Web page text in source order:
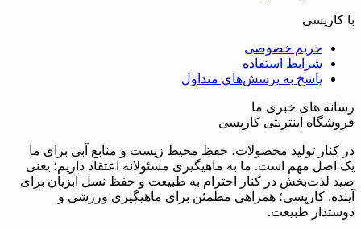
با کارپسی
حریم خصوصی
شرایط استفاده
پاسخ به پرسش‌های متداول
رسانه های خبری ما
فروشگاه اینترنتی کارپسی
در کنار تولید محصولات، حفظ محیط زیست و منابع آبی برای ما
یک اصل مهم است. ما به ماهیگیری مسئولانه اعتقاد داریم؛ یعنی
صید لذت‌بخش در کنار احترام به طبیعت و حفظ نسل آبزیان برای
آینده. کارپسی؛ همراهی مطمئن برای ماهیگیری ورزشی و
دوستدار طبیعت.